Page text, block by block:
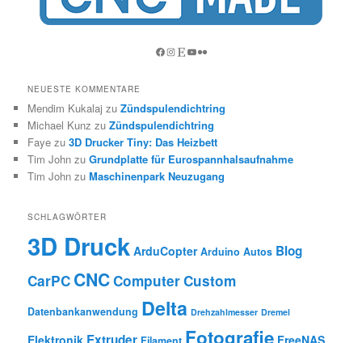
Facebook
Instagram
EtsyYouTube
Flickr
NEUESTE KOMMENTARE
Mendim Kukalaj zuZündspulendichtring
Michael Kunz zuZündspulendichtring
Faye zu3D Drucker Tiny: Das Heizbett
Tim John zuGrundplatte für Eurospannhalsaufnahme
Tim John zuMaschinenpark Neuzugang
SCHLAGWÖRTER
3D Druck ArduCopter Arduino Autos Blog
CarPC CNCComputerCustom
Datenbankanwendung Delta Drehzahlmesser Dremel
Elektronik Extruder Fotografie FreeNAS